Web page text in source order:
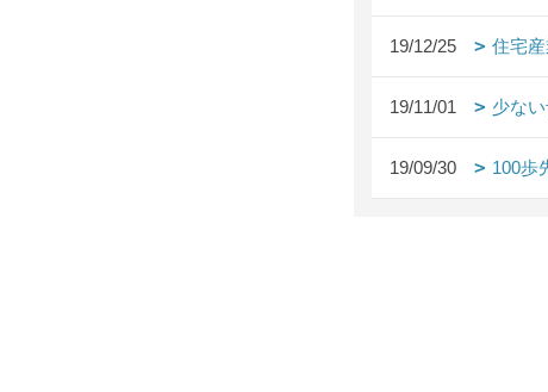
19/12/25 住宅
19/11/01 少な
19/09/30 100歩